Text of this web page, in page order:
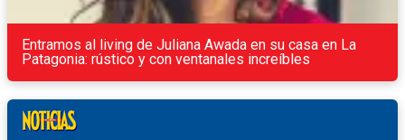
Entramos al living de Juliana Awada en su casa en La
Patagonia: rústico y con ventanales increíbles